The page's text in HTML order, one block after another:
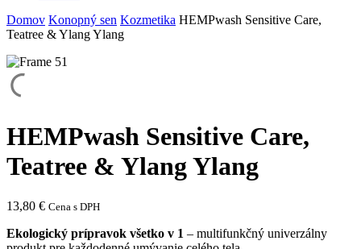
Domov Konopný sen Kozmetika HEMPwash Sensitive Care,
Teatree & Ylang Ylang
HEMPwash Sensitive Care,
Teatree & Ylang Ylang
13,80 € Cena s DPH
Ekologický prípravok všetko v 1 – multifunkčný univerzálny